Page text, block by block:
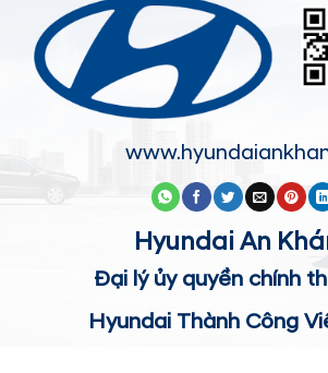
Hyundai An
Đại lý ủy quyền chính
Hyundai Thành Công